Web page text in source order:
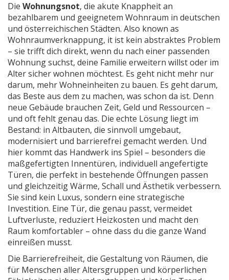
Die Wohnungsnot, die akute Knappheit an
bezahlbarem und geeignetem Wohnraum in deutschen
und österreichischen Städten. Also known as
Wohnraumverknappung, it ist kein abstraktes Problem
– sie trifft dich direkt, wenn du nach einer passenden
Wohnung suchst, deine Familie erweitern willst oder im
Alter sicher wohnen möchtest. Es geht nicht mehr nur
darum, mehr Wohneinheiten zu bauen. Es geht darum,
das Beste aus dem zu machen, was schon da ist. Denn
neue Gebäude brauchen Zeit, Geld und Ressourcen –
und oft fehlt genau das. Die echte Lösung liegt im
Bestand: in Altbauten, die sinnvoll umgebaut,
modernisiert und barrierefrei gemacht werden. Und
hier kommt das Handwerk ins Spiel – besonders die
maßgefertigten Innentüren, individuell angefertigte
Türen, die perfekt in bestehende Öffnungen passen
und gleichzeitig Wärme, Schall und Ästhetik verbessern.
Sie sind kein Luxus, sondern eine strategische
Investition. Eine Tür, die genau passt, vermeidet
Luftverluste, reduziert Heizkosten und macht den
Raum komfortabler – ohne dass du die ganze Wand
einreißen musst.
Die Barrierefreiheit, die Gestaltung von Räumen, die
für Menschen aller Altersgruppen und körperlichen